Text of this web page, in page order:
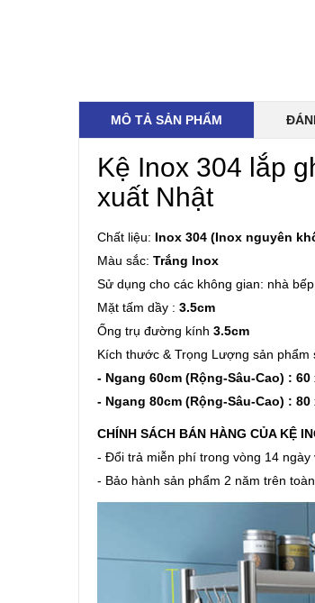
MÔ TẢ SẢN PHẨM
Kệ Inox 304 lắp
xuất Nhật
Chất liệu: Inox 304 (Inox nguyên
Màu sắc: Trắng Inox
Sử dụng cho các không gian: nhà
Mặt tấm dầy : 3.5cm
Ống trụ đường kính 3.5cm
Kích thước & Trọng Lượng sản phẩm
- Ngang 60cm (Rộng-Sâu-Cao) : 60
- Ngang 80cm (Rộng-Sâu-Cao) : 80
CHÍNH SÁCH BÁN HÀNG CỦA KỆ
- Đổi trả miễn phí trong vòng 14
- Bảo hành sản phẩm 2 năm trên